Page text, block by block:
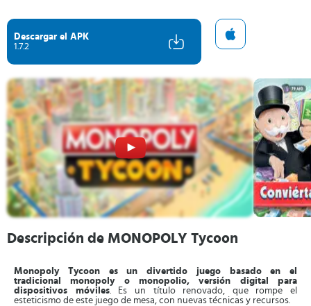
Descargar el APK
1.7.2
Descripción de MONOPOLY Tycoon
Monopoly Tycoon es un divertido juego basado en el
tradicional monopoly o monopolio, versión digital para
dispositivos móviles. Es un título renovado, que rompe el
esteticismo de este juego de mesa, con nuevas técnicas y recursos.